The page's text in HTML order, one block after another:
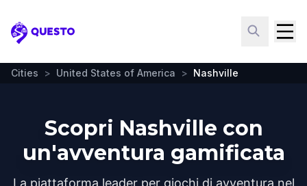
Questo
Cities > United States of America > Nashville
Scopri Nashville con
un'avventura gamificata
La piattaforma leader per giochi di avventura nel